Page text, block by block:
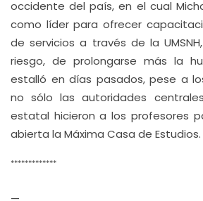
occidente del país, en el cual
como líder para ofrecer
de servicios a través de la
riesgo, de prolongarse más la
estalló en días pasados, pese a
no sólo las autoridades
estatal hicieron a los profesores
abierta la Máxima Casa de Estudios.
*************